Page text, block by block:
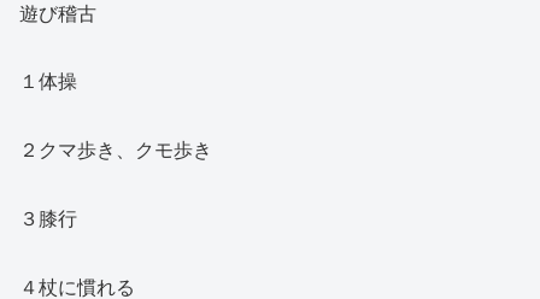
遊び稽古
１体操
２クマ歩き、クモ歩き
３膝行
４杖に慣れる